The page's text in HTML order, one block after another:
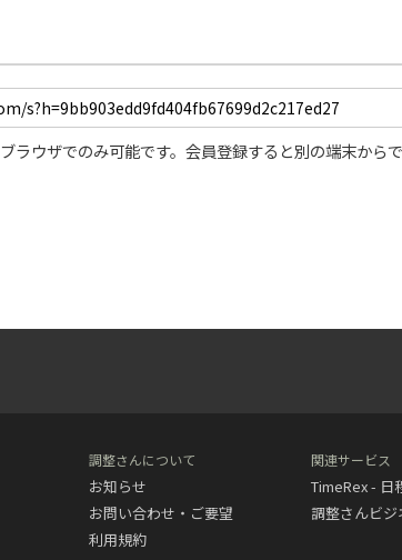
ウザでのみ可能です。会員登録すると別の端末から
調整さんについて
お知らせ
お問い合わせ・ご要望
利用規約
関連サービス
TimeRex - 日
調整さんビ